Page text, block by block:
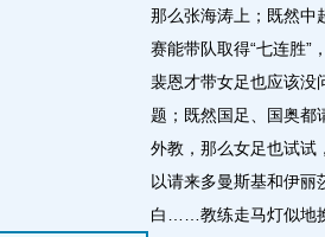
那么张海涛上；既然中
赛能带队取得“七连胜”
裴恩才带女足也应该没
题；既然国足、国奥都
外教，那么女足也试试
以请来多曼斯基和伊丽
白……教练走马灯似地